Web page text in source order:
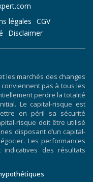
légales CGV
Disclaimer
les marchés des changes
pas à tous les
perdre la totalité
Le capital-risque est
en péril sa sécurité
risque doit être utilisé
disposant d’un capital-
Les performances
des résultats